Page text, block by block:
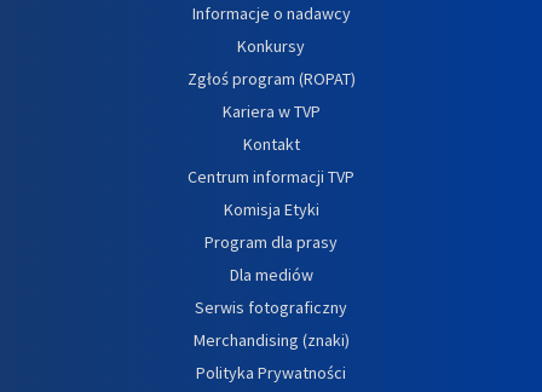
Informacje o nadawcy
Konkursy
Zgłoś program (ROPAT)
Kariera w TVP
Kontakt
Centrum informacji TVP
Komisja Etyki
Program dla prasy
Dla mediów
Serwis fotograficzny
Merchandising (znaki)
Polityka Prywatności